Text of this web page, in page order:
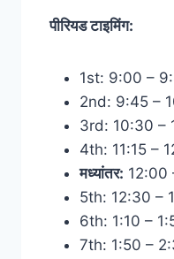
पीरियड टाइमिंग:
1st: 9:00 –
2nd: 9:45 –
3rd: 10:30 –
4th: 11:15 –
मध्यांतर: 12:00
5th: 12:30 –
6th: 1:10 –
7th: 1:50 –